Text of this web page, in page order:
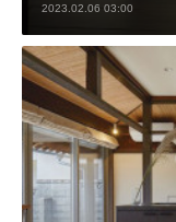
2023.02.06 03:00